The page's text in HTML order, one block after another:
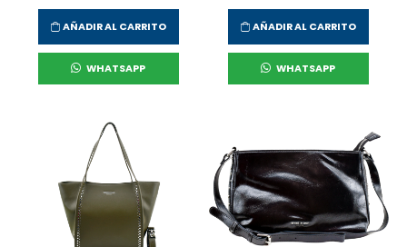
AÑADIR AL CARRITO
WHATSAPP
AÑADIR AL CARRITO
WHATSAPP